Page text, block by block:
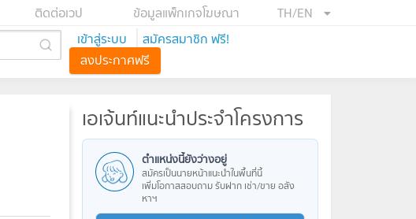
TH/EN
ข้อมูลแพ็กเกจโฆษณา
ติดต่อเวป
เข้าสู่ระบบ
สมัครสมาชิก ฟรี!
ลงประกาศฟรี
เอเจ้นท์แนะนำประจำโครงการ
ตำแหน่งนี้ยังว่างอยู่
สมัครเป็นนายหน้าแนะนำในพื้นที่นี้
เพิ่มโอกาสสอบถาม รับฝาก เช่า/ขาย อสัง
หาฯ